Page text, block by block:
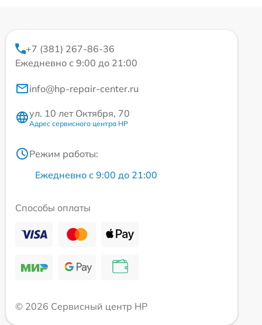
+7 (381) 267-86-36
Ежедневно с 9:00 до 21:00
info@hp-repair-center.ru
ул. 10 лет Октября, 70
Адрес сервисного центра HP
Режим работы:
Ежедневно с 9:00 до 21:00
Способы оплаты
© 2026 Сервисный центр HP